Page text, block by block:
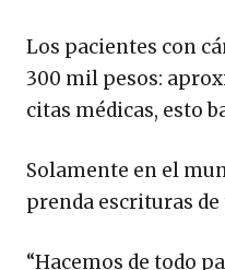
Los pacientes con
300 mil pesos:
citas médicas, esto
Solamente en el
prenda escrituras
“Hacemos de todo